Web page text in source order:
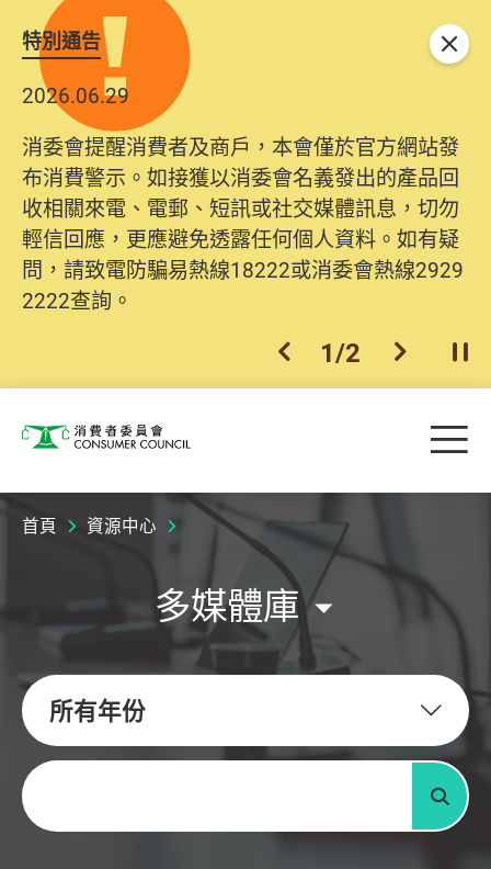
特別通告
2026.06.29
消委會提醒消費者及商戶，本會僅於官方網站發
布消費警示。如接獲以消委會名義發出的產品回
收相關來電、電郵、短訊或社交媒體訊息，切勿
輕信回應，更應避免透露任何個人資料。如有疑
問，請致電防騙易熱線18222或消委會熱線2929
2222查詢。
上一個
1/2 下一個開
關閉
消費者委員會 目
首頁 資源中心
多媒體庫
所有年份
關鍵字
搜尋